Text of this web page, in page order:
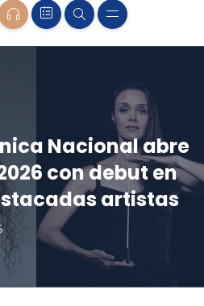
Nacional abre
con debut en
artistas